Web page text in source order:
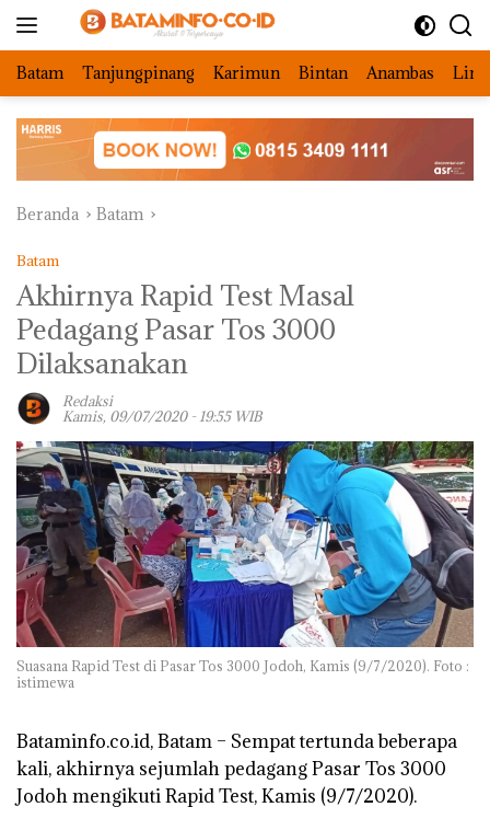
Batam Tanjungpinang Karimun Bintan Anambas
Beranda Batam
Batam
Akhirnya Rapid Test Masal
Pedagang Pasar Tos 3000
Dilaksanakan
Redaksi
Kamis, 09/07/2020 - 19:55 WIB
Suasana Rapid Test di Pasar Tos 3000 Jodoh, Kamis (9/7/2020). Foto :
istimewa
Bataminfo.co.id, Batam – Sempat tertunda beberapa
kali, akhirnya sejumlah pedagang Pasar Tos 3000
Jodoh mengikuti Rapid Test, Kamis (9/7/2020).